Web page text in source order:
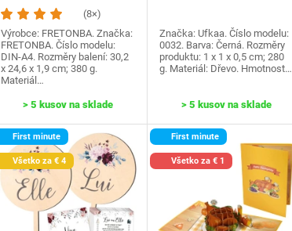
knižných dosiek,
priehľadné…
(8×)
Výrobce: FRETONBA. Značka:
FRETONBA. Číslo modelu:
DIN-A4. Rozměry balení: 30,2
x 24,6 x 1,9 cm; 380 g.
Materiál…
> 5 kusov na sklade
Značka: Ufkaa. Číslo modelu:
0032. Barva: Černá. Rozměry
produktu: 1 x 1 x 0,5 cm; 280
g. Materiál: Dřevo. Hmotnost…
> 5 kusov na sklade
First minute
Všetko za € 4
First minute
Všetko za € 1